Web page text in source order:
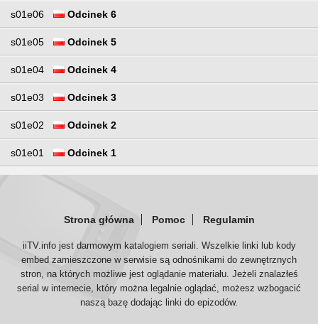
s01e06 Odcinek 6
s01e05 Odcinek 5
s01e04 Odcinek 4
s01e03 Odcinek 3
s01e02 Odcinek 2
s01e01 Odcinek 1
Strona główna Pomoc Regulamin
iiTV.info jest darmowym katalogiem seriali. Wszelkie linki lub kody
embed zamieszczone w serwisie są odnośnikami do zewnętrznych
stron, na których możliwe jest oglądanie materiału. Jeżeli znalazłeś
serial w internecie, który można legalnie oglądać, możesz wzbogacić
naszą bazę dodając linki do epizodów.